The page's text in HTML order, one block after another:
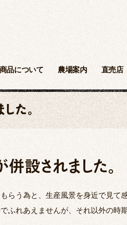
品について 農場案内 直売店
た。
設されました。
らう為と、生産風景を身近で見て
ふれあえませんが、それ以外の時